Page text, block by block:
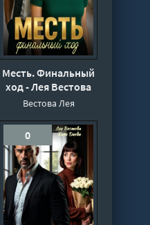
Месть. Финальный
ход - Лея Вестова
Вестова Лея
0